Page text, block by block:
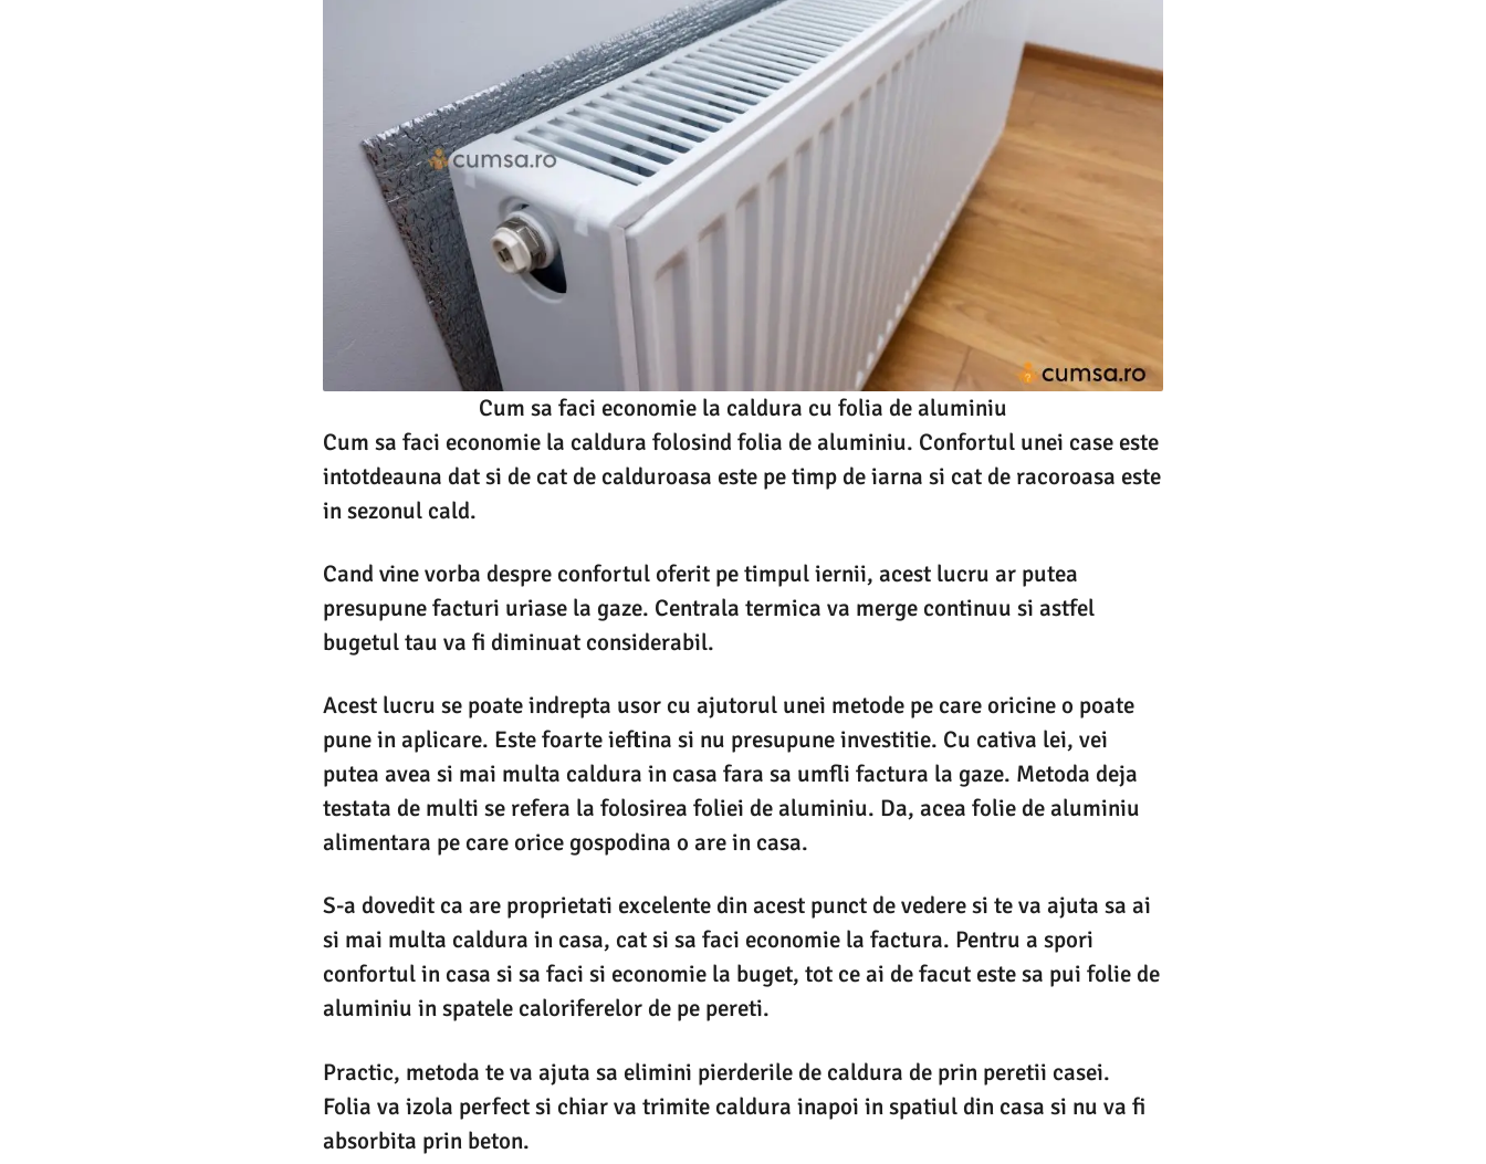
Cum sa faci economie la caldura cu folia de aluminiu
Cum sa faci economie la caldura folosind folia de aluminiu. Confortul unei case este
intotdeauna dat si de cat de calduroasa este pe timp de iarna si cat de racoroasa este
in sezonul cald.
Cand vine vorba despre confortul oferit pe timpul iernii, acest lucru ar putea
presupune facturi uriase la gaze. Centrala termica va merge continuu si astfel
bugetul tau va fi diminuat considerabil.
Acest lucru se poate indrepta usor cu ajutorul unei metode pe care oricine o poate
pune in aplicare. Este foarte ieftina si nu presupune investitie. Cu cativa lei, vei
putea avea si mai multa caldura in casa fara sa umfli factura la gaze. Metoda deja
testata de multi se refera la folosirea foliei de aluminiu. Da, acea folie de aluminiu
alimentara pe care orice gospodina o are in casa.
S-a dovedit ca are proprietati excelente din acest punct de vedere si te va ajuta sa ai
si mai multa caldura in casa, cat si sa faci economie la factura. Pentru a spori
confortul in casa si sa faci si economie la buget, tot ce ai de facut este sa pui folie de
aluminiu in spatele caloriferelor de pe pereti.
Practic, metoda te va ajuta sa elimini pierderile de caldura de prin peretii casei.
Folia va izola perfect si chiar va trimite caldura inapoi in spatiul din casa si nu va fi
absorbita prin beton.